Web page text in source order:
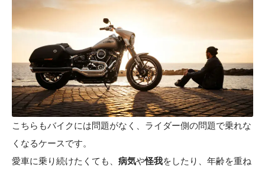
こちらもバイクには問題がなく、ライダー側の問題で乗れな
くなるケースです。
愛車に乗り続けたくても、 病気や怪我をしたり、年齢を重ね